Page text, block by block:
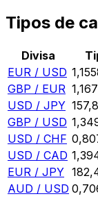
Tipos de
Divisa
EUR / USD
GBP / EUR
USD / JPY
GBP / USD
USD / CHF
USD / CAD
EUR / JPY
AUD / USD